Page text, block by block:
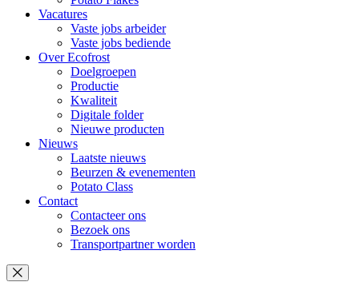
Vacatures
Vaste jobs arbeider
Vaste jobs bediende
Over Ecofrost
Doelgroepen
Productie
Kwaliteit
Digitale folder
Nieuwe producten
Nieuws
Laatste nieuws
Beurzen & evenementen
Potato Class
Contact
Contacteer ons
Bezoek ons
Transportpartner worden